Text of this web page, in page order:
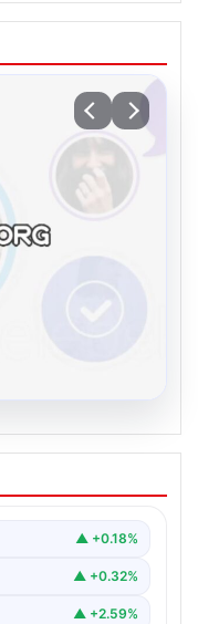
Seviyeli
Halen pek…
▲ +0.18%
▲ +0.32%
▲ +2.59%